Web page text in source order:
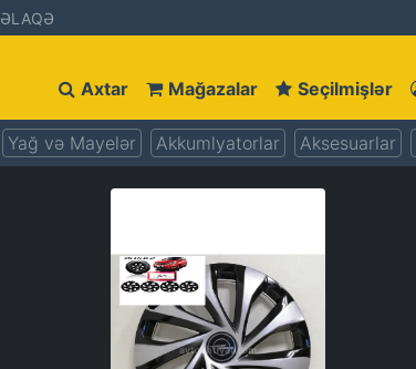
ƏLAQƏ
Axtar Mağazalar Seçilmişlər
Yağ və Mayelər Akkumlyatorlar Aksesuarlar